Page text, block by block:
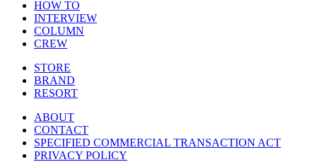
HOW TO
INTERVIEW
COLUMN
CREW
STORE
BRAND
RESORT
ABOUT
CONTACT
SPECIFIED COMMERCIAL TRANSACTION ACT
PRIVACY POLICY